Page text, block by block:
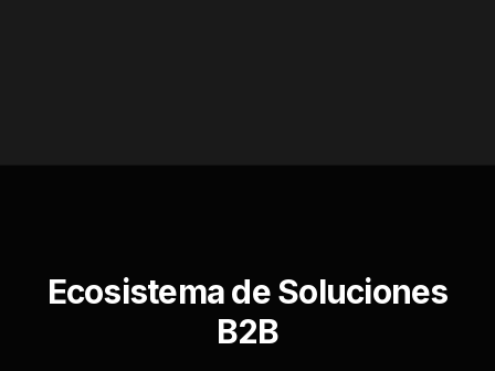
Ecosistema de Soluciones
B2B